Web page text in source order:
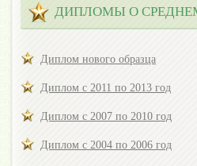
ДИПЛОМЫ О
Диплом нового образца
Диплом с 2011 по 2013 год
Диплом с 2007 по 2010 год
Диплом с 2004 по 2006 год